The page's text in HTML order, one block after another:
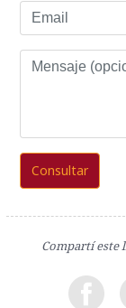
Email
Mensaje
Consultar
Compartí este